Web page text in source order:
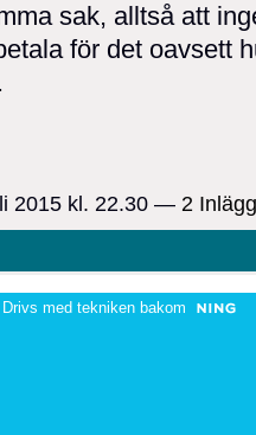
sak, alltså att
för det oavsett
2015 kl. 22.30 — 2 Inlägg
med tekniken bakom